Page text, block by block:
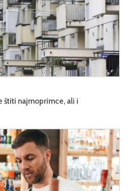
štiti najmoprimce, ali i